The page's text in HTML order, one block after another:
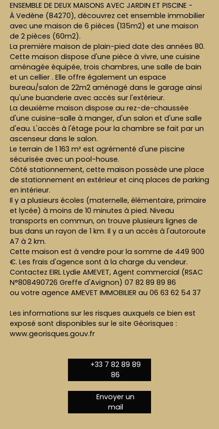
ENSEMBLE DE DEUX MAISONS AVEC JARDIN ET PISCINE -
À Vedène (84270), découvrez cet ensemble immobilier
avec une maison de 6 pièces (135m2) et une maison
de 2 pièces (60m2).
La première maison de plain-pied date des années 80.
Cette maison dispose d'une pièce à vivre, une cuisine
aménagée équipée, trois chambres, une salle de bain
et un cellier . Elle offre également un espace
bureau/salon de 22m2 aménagé dans le garage ainsi
qu'une buanderie avec accès sur l'extérieur.
La deuxième maison dispose au rez-de-chaussée
d'une cuisine-salle à manger, d'un salon et d'une salle
d'eau. L'accès à l'étage pour la chambre se fait par un
ascenseur dans le salon.
Le terrain de 1 163 m² est agrémenté d'une piscine
sécurisée avec un pool-house.
Côté stationnement, cette maison possède une place
de stationnement en extérieur et cinq places de parking
en intérieur.
Il y a plusieurs écoles (maternelle, élémentaire, primaire
et lycée) à moins de 10 minutes à pied. Niveau
transports en commun, on trouve plusieurs lignes de
bus dans un rayon de 1 km. Il y a un accès à l'autoroute
A7 à 2 km.
Cette maison est à vendre pour la somme de 449 900
€. Les frais d'agence sont à la charge du vendeur.
Contactez EIRL Lydie AMEVET, Agent commercial (RSAC
N°808490726 Greffe d'Avignon) 07 82 89 89 86
ou votre agence AMEVET IMMOBILIER au 06 63 62 54 37
Les informations sur les risques auxquels ce bien est
exposé sont disponibles sur le site Géorisques :
www.georisques.gouv.fr
+33 7 82 89 89
86
Envoyer un
mail